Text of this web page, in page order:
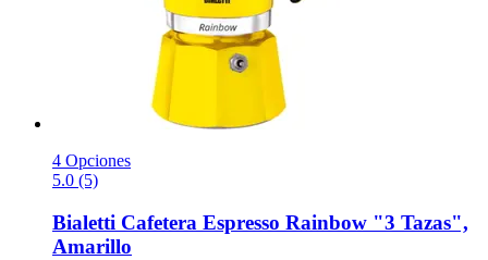
4 Opciones
5.0 (5)
Bialetti Cafetera Espresso Rainbow "3 Tazas",
Amarillo